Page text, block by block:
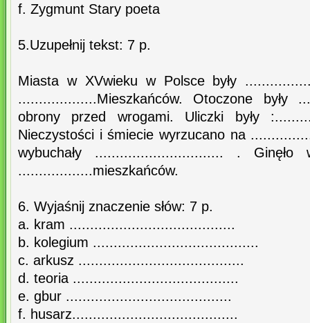
f. Zygmunt Stary poeta
5.Uzupełnij tekst: 7 p.
Miasta w XVwieku w Polsce były
...................Mieszkańców. Otoczone były
obrony przed wrogami. Uliczki były
Nieczystości i śmiecie wyrzucano na
wybuchały ............................... .
..................mieszkańców.
6. Wyjaśnij znaczenie słów: 7 p.
a. kram ........................................
b. kolegium ........................................
c. arkusz ........................................
d. teoria ........................................
e. gbur ........................................
f. husarz........................................